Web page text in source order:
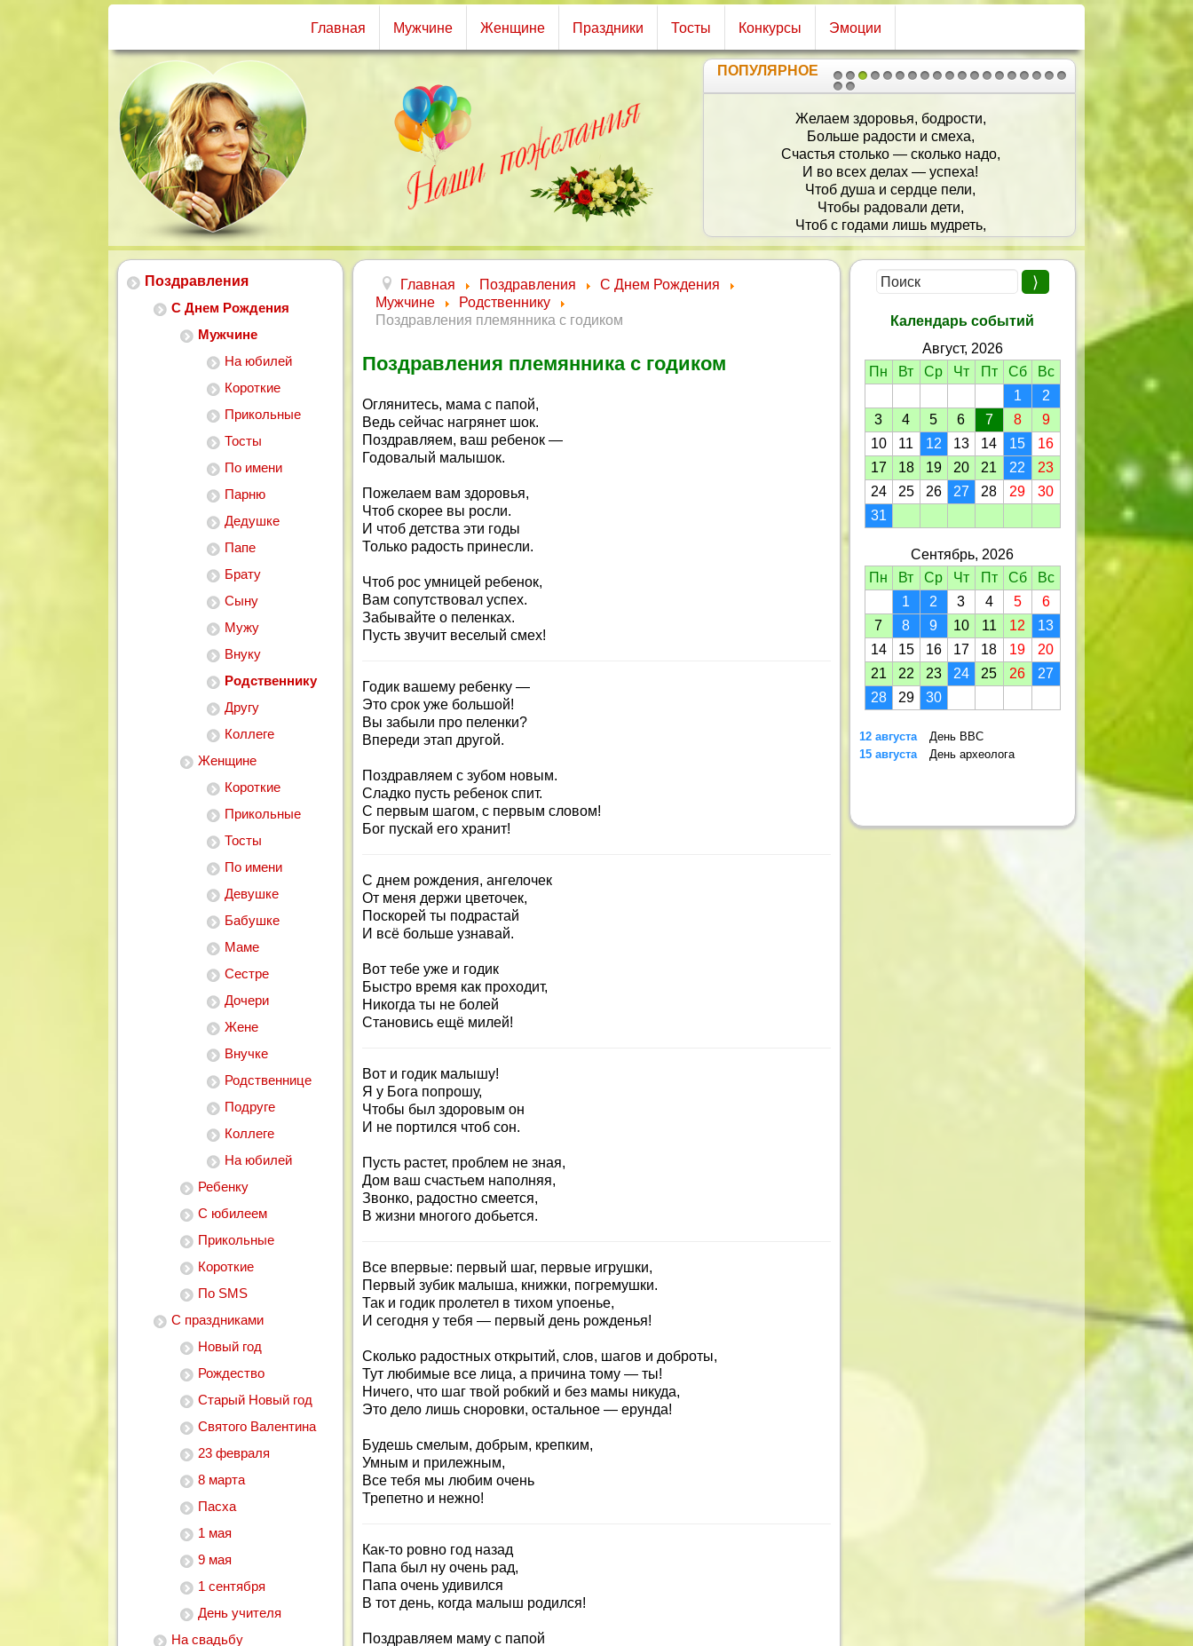
Главная Мужчине Женщине Праздники Тосты Конкурсы Эмоции
1 2
2021
ПОПУЛЯРНОЕ
Желаю лишь то, что особенно важно:
Купюр по крупней и побольше в бумажник
Здоровья покрепче, везенья почаще
И не забывать про друзей настоящих!
Поздравления
С Днем Рождения
Мужчине
На юбилей
Короткие
Прикольные
Тосты
По имени
Парню
Дедушке
Папе
Брату
Сыну
Мужу
Внуку
Родственнику
Другу
Коллеге
Женщине
Короткие
Прикольные
Тосты
По имени
Девушке
Бабушке
Маме
Сестре
Дочери
Жене
Внучке
Родственнице
Подруге
Коллеге
На юбилей
Ребенку
С юбилеем
Прикольные
Короткие
По SMS
С праздниками
Новый год
Рождество
Старый Новый год
Святого Валентина
23 февраля
8 марта
Пасха
1 мая
9 мая
1 сентября
День учителя
На свадьбу
Главная Поздравления
С Днем Рождения
Мужчине
Родственнику
Поздравления племянника с годиком
Поздравления племянника с годиком
Оглянитесь, мама с папой,
Ведь сейчас нагрянет шок.
Поздравляем, ваш ребенок —
Годовалый малышок.
Пожелаем вам здоровья,
Чтоб скорее вы росли.
И чтоб детства эти годы
Только радость принесли.
Чтоб рос умницей ребенок,
Вам сопутствовал успех.
Забывайте о пеленках.
Пусть звучит веселый смех!
Годик вашему ребенку —
Это срок уже большой!
Вы забыли про пеленки?
Впереди этап другой.
Поздравляем с зубом новым.
Сладко пусть ребенок спит.
С первым шагом, с первым словом!
Бог пускай его хранит!
С днем рождения, ангелочек
От меня держи цветочек,
Поскорей ты подрастай
И всё больше узнавай.
Вот тебе уже и годик
Быстро время как проходит,
Никогда ты не болей
Становись ещё милей!
Вот и годик малышу!
Я у Бога попрошу,
Чтобы был здоровым он
И не портился чтоб сон.
Пусть растет, проблем не зная,
Дом ваш счастьем наполняя,
Звонко, радостно смеется,
В жизни многого добьется.
Все впервые: первый шаг, первые игрушки,
Первый зубик малыша, книжки, погремушки.
Так и годик пролетел в тихом упоенье,
И сегодня у тебя — первый день рожденья!
Сколько радостных открытий, слов, шагов и доброты,
Тут любимые все лица, а причина тому — ты!
Ничего, что шаг твой робкий и без мамы никуда,
Это дело лишь сноровки, остальное — ерунда!
Будешь смелым, добрым, крепким,
Умным и прилежным,
Все тебя мы любим очень
Трепетно и нежно!
Как-то ровно год назад
Папа был ну очень рад,
Папа очень удивился
В тот день, когда малыш родился!
Поздравляем маму с папой
Календарь событий
Август, 2026
Пн
Вт Ср Чт Пт Сб
Вс
1
2
3
4 5 6 7 8
9
10
11 12 13 14 15
16
17
18 19 20 21 22
23
24
25 26 27 28 29
30
31
Сентябрь, 2026
Пн
Вт Ср Чт Пт Сб
Вс
1
2 3 4 5
6
7
8 9 10 11 12
13
14
15 16 17 18 19
20
21
22 23 24 25 26
27
28
29 30
12 августа
День ВВС
15 августа
День археолога